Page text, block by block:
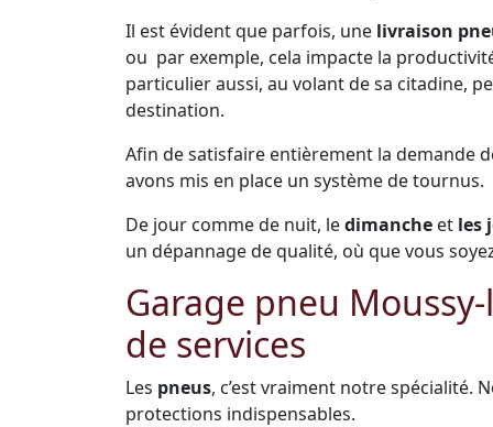
Il est évident que parfois, une livraison
ou par exemple, cela impacte la
particulier aussi, au volant de sa citadine,
destination.
Afin de satisfaire entièrement la demande
avons mis en place un système de tournus.
De jour comme de nuit, ledimanche et les
un dépannage de qualité, où que vous
Garage pneu
de services
Les pneus, c’est vraiment notre spécialité.
protections indispensables.